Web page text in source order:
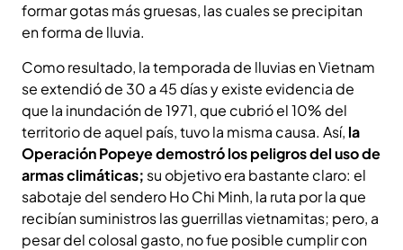
formar gotas más gruesas, las cuales se precipitan
en forma de lluvia.
Como resultado, la temporada de lluvias en Vietnam
se extendió de 30 a 45 días y existe evidencia de
que la inundación de 1971, que cubrió el 10% del
territorio de aquel país, tuvo la misma causa. Así, la
Operación Popeye demostró los peligros del uso de
armas climáticas; su objetivo era bastante claro: el
sabotaje del sendero Ho Chi Minh, la ruta por la que
recibían suministros las guerrillas vietnamitas; pero, a
pesar del colosal gasto, no fue posible cumplir con